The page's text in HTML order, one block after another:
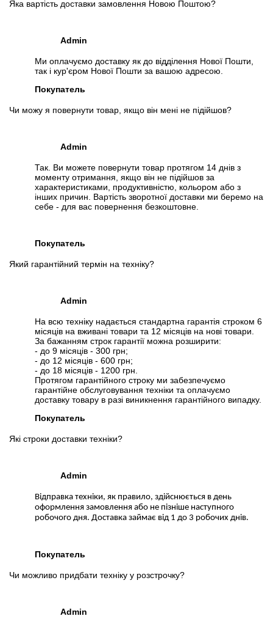
Яка вартість доставки замовлення Новою Поштою?
Admin
Ми оплачуємо доставку як до відділення Нової Пошти,
так і кур'єром Нової Пошти за вашою адресою.
Покупатель
Чи можу я повернути товар, якщо він мені не підійшов?
Admin
Так. Ви можете повернути товар протягом 14 днів з
моменту отримання, якщо він не підійшов за
характеристиками, продуктивністю, кольором або з
інших причин. Вартість зворотної доставки ми беремо на
себе - для вас повернення безкоштовне.
Покупатель
Який гарантійний термін на техніку?
Admin
На всю техніку надається стандартна гарантія строком 6
місяців на вживані товари та 12 місяців на нові товари.
За бажанням строк гарантії можна розширити:
- до 9 місяців - 300 грн;
- до 12 місяців - 600 грн;
- до 18 місяців - 1200 грн.
Протягом гарантійного строку ми забезпечуємо
гарантійне обслуговування техніки та оплачуємо
доставку товару в разі виникнення гарантійного випадку.
Покупатель
Які строки доставки техніки?
Admin
Відправка техніки, як правило, здійснюється в день
оформлення замовлення або не пізніше наступного
робочого дня. Доставка займає від 1 до 3 робочих днів.
Покупатель
Чи можливо придбати техніку у розстрочку?
Admin